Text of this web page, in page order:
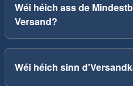
Wéi héich ass de
Versand?
Wéi héich sinn